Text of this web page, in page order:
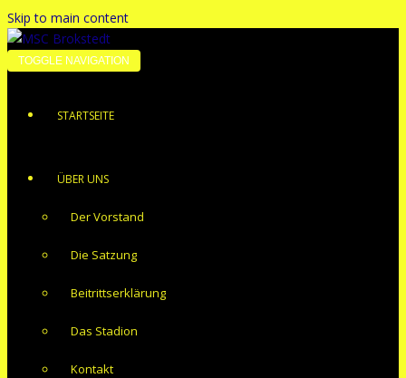
Skip to main content
TOGGLE NAVIGATION
STARTSEITE
ÜBER UNS
Der Vorstand
Die Satzung
Beitrittserklärung
Das Stadion
Kontakt